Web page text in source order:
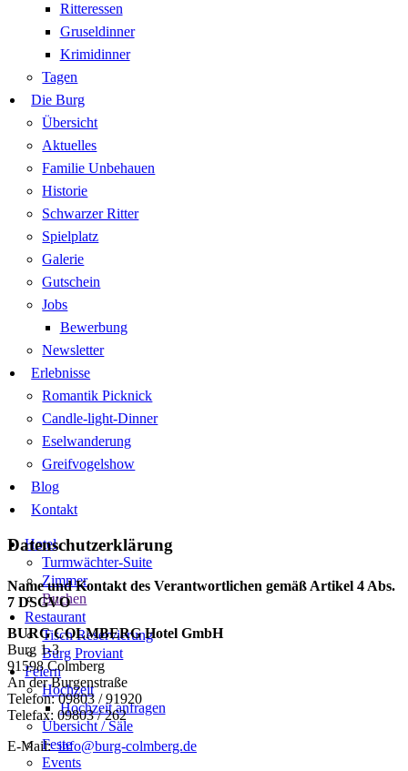
Ritteressen
Gruseldinner
Krimidinner
Tagen
Die Burg
Übersicht
Aktuelles
Familie Unbehauen
Historie
Schwarzer Ritter
Spielplatz
Galerie
Gutschein
Jobs
Bewerbung
Newsletter
Erlebnisse
Romantik Picknick
Candle-light-Dinner
Eselwanderung
Greifvogelshow
Blog
Kontakt
Hotel
Turmwächter-Suite
Zimmer
Buchen
Restaurant
Tisch Reservierung
Burg Proviant
Feiern
Hochzeit
Hochzeit anfragen
Übersicht / Säle
Feste
Events
Datenschutzerklärung
Name und Kontakt des Verantwortlichen gemäß Artikel 4 Abs.
7 DSGVO
BURG COLMBERG Hotel GmbH
Burg 1-3
91598 Colmberg
An der Burgenstraße
Telefon: 09803 / 91920
Telefax: 09803 / 262
E-Mail:info@burg-colmberg.de